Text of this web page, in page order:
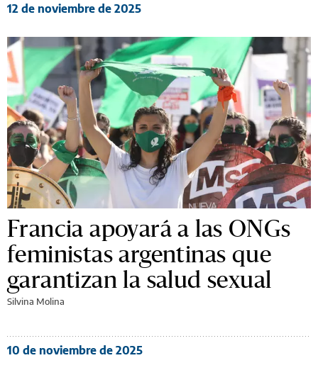
12 de noviembre de 2025
Francia apoyará a las ONGs
feministas argentinas que
garantizan la salud sexual
Silvina Molina
10 de noviembre de 2025